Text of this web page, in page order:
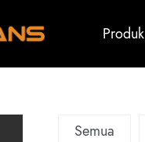
Produk
Semua